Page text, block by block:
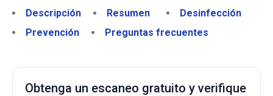
Descripción
Resumen
Desinfección
Prevención
Preguntas frecuentes
Obtenga un escaneo gratuito y verifique